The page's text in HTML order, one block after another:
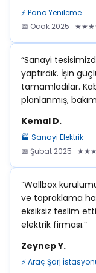
⚡ Pano Yenileme
📅 Ocak 2025
“Sanayi
yaptırdık. İşin
tamamladılar.
planlanmış,
Kemal D.
🏭 Sanayi Elektrik
📅 Şubat 2025
“Wallbox
ve topraklama
eksiksiz teslim
elektrik firması.”
Zeynep Y.
⚡ Araç Şarj